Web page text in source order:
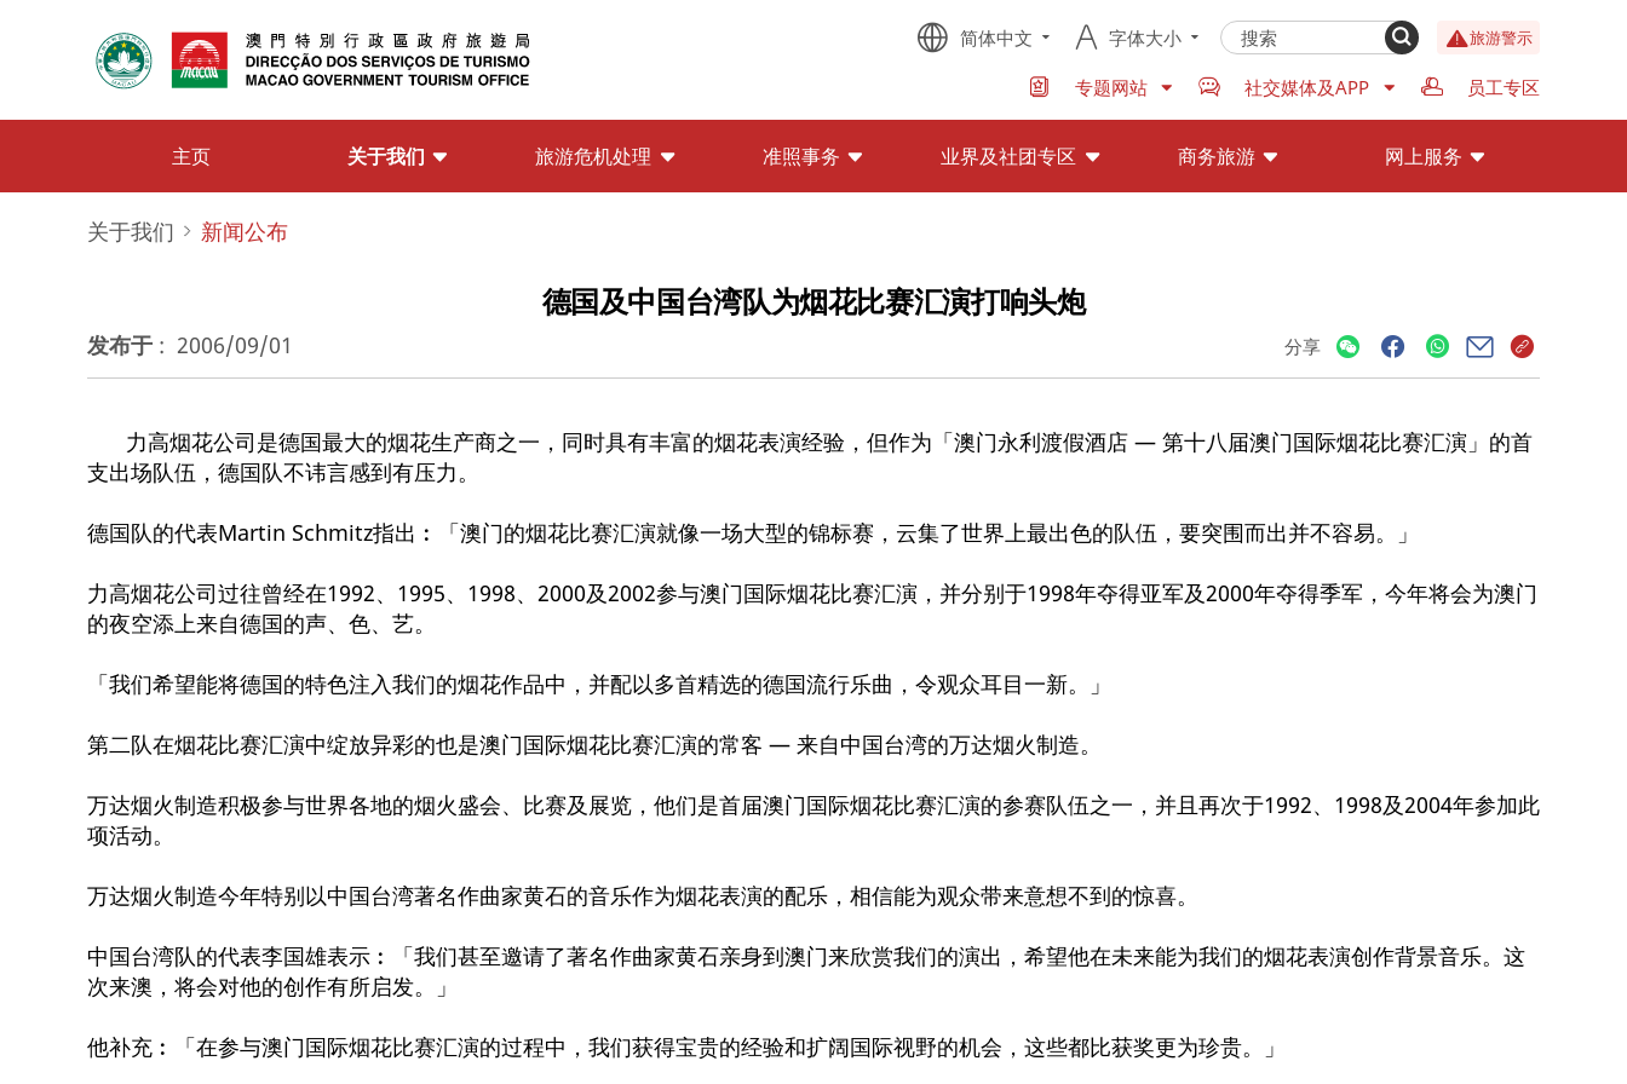
简体中文 字体大小 旅游警示
专题网站 社交媒体及APP 员工专区
主页 关于我们 旅游危机处理 准照事务 业界及社团专区 商务旅游 网上服务
关于我们 新闻公布
德国及中国台湾队为烟花比赛汇演打响头炮
发布于 : 2006/09/01 分享
力高烟花公司是德国最大的烟花生产商之一，同时具有丰富的烟花表演经验，但作为「澳门永利渡假酒店 — 第十八届澳门国际烟花比赛汇演」的首
支出场队伍，德国队不讳言感到有压力。
德国队的代表Martin Schmitz指出︰「澳门的烟花比赛汇演就像一场大型的锦标赛，云集了世界上最出色的队伍，要突围而出并不容易。」
力高烟花公司过往曾经在1992、1995、1998、2000及2002参与澳门国际烟花比赛汇演，并分别于1998年夺得亚军及2000年夺得季军，今年将会为澳门
的夜空添上来自德国的声、色、艺。
「我们希望能将德国的特色注入我们的烟花作品中，并配以多首精选的德国流行乐曲，令观众耳目一新。」
第二队在烟花比赛汇演中绽放异彩的也是澳门国际烟花比赛汇演的常客 — 来自中国台湾的万达烟火制造。
万达烟火制造积极参与世界各地的烟火盛会、比赛及展览，他们是首届澳门国际烟花比赛汇演的参赛队伍之一，并且再次于1992、1998及2004年参加此
项活动。
万达烟火制造今年特别以中国台湾著名作曲家黄石的音乐作为烟花表演的配乐，相信能为观众带来意想不到的惊喜。
中国台湾队的代表李国雄表示︰「我们甚至邀请了著名作曲家黄石亲身到澳门来欣赏我们的演出，希望他在未来能为我们的烟花表演创作背景音乐。这
次来澳，将会对他的创作有所启发。」
他补充︰「在参与澳门国际烟花比赛汇演的过程中，我们获得宝贵的经验和扩阔国际视野的机会，这些都比获奖更为珍贵。」